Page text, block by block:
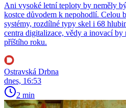
Ani vysoké letní teploty by neměly
kostce důvodem k nepohodlí. Celou
systémy, rozdílné typy skel i 68
centra digitalizace, vědy a inovací by
příštího roku.
Ostravská Drbna
dnes, 16:53
2 min